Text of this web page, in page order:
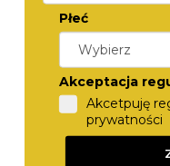
ROAMER
972980 41 05 20
1 590,-
Płeć
Akceptacja
Akcetpuję
prywatności